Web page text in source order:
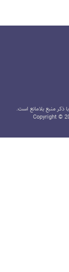
منبع بلامانع است.
Copyright ©